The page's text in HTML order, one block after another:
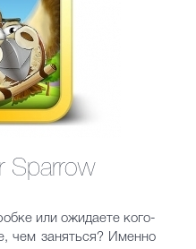
Sparrow
или ожидаете кого-
чем заняться? Именно